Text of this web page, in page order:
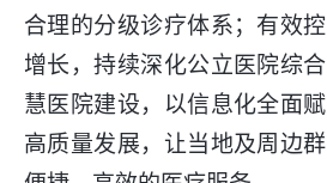
合理的分级诊疗体系；有效
增长，持续深化公立医院综
慧医院建设，以信息化全面
高质量发展，让当地及周边